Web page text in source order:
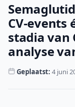
CV-events
stadia van
analyse
Geplaatst: 4 juni